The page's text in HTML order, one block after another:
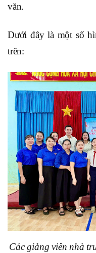
văn.
Dưới đây là một số
trên:
Các giảng viên nhà